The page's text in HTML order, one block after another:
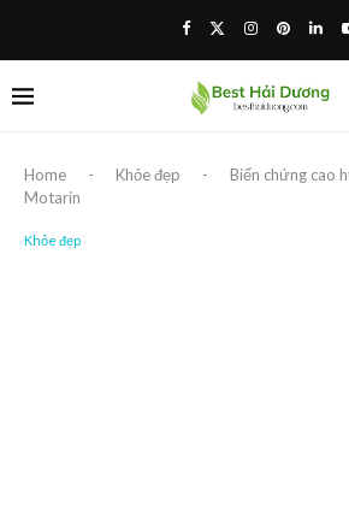
Home - Khỏe đẹp -
Biến chứng cao
Motarin
Khỏe đẹp